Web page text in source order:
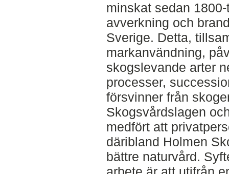
minskat sedan
avverkning och
Sverige. Detta,
markanvändning,
skogslevande arter
processer,
försvinner från
Skogsvårdslagen
medfört att
däribland Holmen
bättre naturvård.